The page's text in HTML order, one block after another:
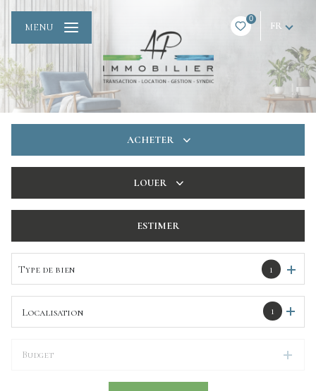
0
FR
MENU
ACHETER
LOUER
ESTIMER
Type de bien 1
1
Localisation
Budget